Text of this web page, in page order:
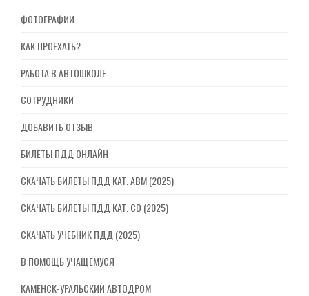
ФОТОГРАФИИ
КАК ПРОЕХАТЬ?
РАБОТА В АВТОШКОЛЕ
СОТРУДНИКИ
ДОБАВИТЬ ОТЗЫВ
БИЛЕТЫ ПДД ОНЛАЙН
СКАЧАТЬ БИЛЕТЫ ПДД КАТ. ABM (2025)
СКАЧАТЬ БИЛЕТЫ ПДД КАТ. CD (2025)
СКАЧАТЬ УЧЕБНИК ПДД (2025)
В ПОМОЩЬ УЧАЩЕМУСЯ
КАМЕНСК-УРАЛЬСКИЙ АВТОДРОМ